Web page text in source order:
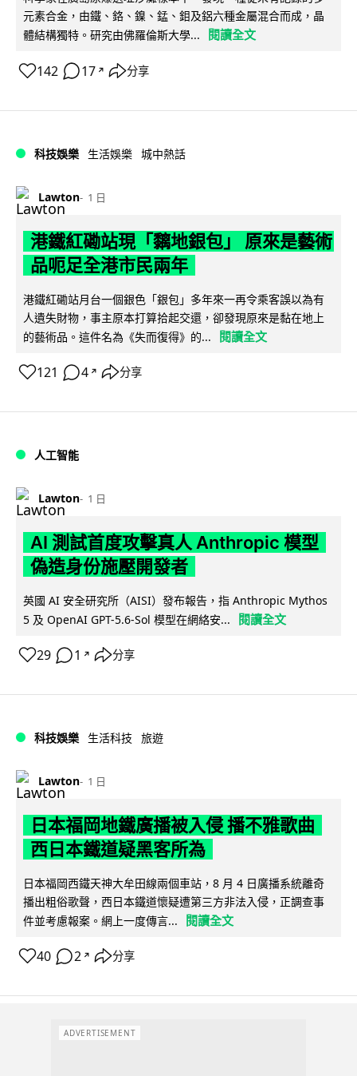
元素合金，由鐵、鉻、鎳、錳、鉬及鋁六種金屬混合而成，晶
體結構獨特。研究由佛羅倫斯大學...
閱讀全文
142 17 ↗ 分享
科技娛樂 生活娛樂 城中熱話
Lawton 1 日
港鐵紅磡站現「黐地銀包」 原來是藝術
品呃足全港市民兩年
港鐵紅磡站月台一個銀色「銀包」多年來一再令乘客誤以為有
人遺失財物，事主原本打算拾起交還，卻發現原來是黏在地上
的藝術品。這件名為《失而復得》的...
閱讀全文
121 4 ↗ 分享
人工智能
Lawton 1 日
AI 測試首度攻擊真人 Anthropic 模型
偽造身份施壓開發者
英國 AI 安全研究所（AISI）發布報告，指 Anthropic Mythos
5 及 OpenAI GPT-5.6-Sol 模型在網絡安...
閱讀全文
29 1 ↗ 分享
科技娛樂 生活科技 旅遊
Lawton 1 日
日本福岡地鐵廣播被入侵 播不雅歌曲
西日本鐵道疑黑客所為
日本福岡西鐵天神大牟田線兩個車站，8 月 4 日廣播系統離奇
播出粗俗歌聲，西日本鐵道懷疑遭第三方非法入侵，正調查事
件並考慮報案。網上一度傳言...
閱讀全文
40 2 ↗ 分享
ADVERTISEMENT